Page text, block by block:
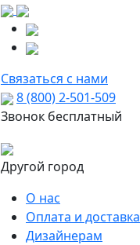
Связаться с нами
8 (800) 2-501-509
Звонок бесплатный
Другой город
О нас
Оплата и доставка
Дизайнерам